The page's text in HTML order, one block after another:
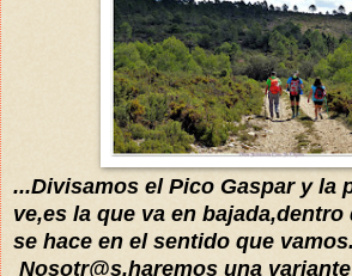
...Divisamos el Pico Gaspar y la
ve,es la que va en bajada,dentro
se hace en el sentido que vamos.
Nosotr@s,haremos una